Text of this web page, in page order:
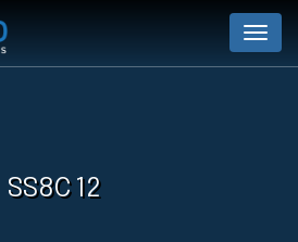
Menu
SS8C 12